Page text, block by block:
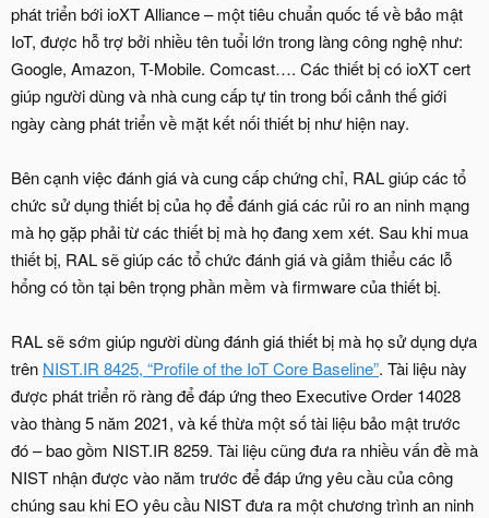
phát triển bới ioXT Alliance – một tiêu chuẩn quốc tế về bảo mật
IoT, được hỗ trợ bởi nhiều tên tuổi lớn trong làng công nghệ như:
Google, Amazon, T-Mobile. Comcast…. Các thiết bị có ioXT cert
giúp người dùng và nhà cung cấp tự tin trong bối cảnh thế giới
ngày càng phát triển về mặt kết nối thiết bị như hiện nay.
Bên cạnh việc đánh giá và cung cấp chứng chỉ, RAL giúp các tổ
chức sử dụng thiết bị của họ để đánh giá các rủi ro an ninh mạng
mà họ gặp phải từ các thiết bị mà họ đang xem xét. Sau khi mua
thiết bị, RAL sẽ giúp các tổ chức đánh giá và giảm thiểu các lỗ
hổng có tồn tại bên trọng phần mềm và firmware của thiết bị.
RAL sẽ sớm giúp người dùng đánh giá thiết bị mà họ sử dụng dựa
trên NIST.IR 8425, “Profile of the IoT Core Baseline”. Tài liệu này
được phát triển rõ ràng để đáp ứng theo Executive Order 14028
vào thàng 5 năm 2021, và kế thừa một số tài liệu bảo mật trước
đó – bao gồm NIST.IR 8259. Tài liệu cũng đưa ra nhiều vấn đề mà
NIST nhận được vào năm trước để đáp ứng yêu cầu của công
chúng sau khi EO yêu cầu NIST đưa ra một chương trình an ninh